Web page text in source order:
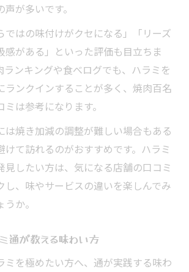
が多いです。
ではの味付けがクセになる」「リーズ
感がある」といった評価も目立ちま
ランキングや食べログでも、ハラミを
ランクインすることが多く、焼肉百名
は参考になります。
は焼き加減の調整が難しい場合もある
けて訪れるのがおすすめです。ハラミ
見したい方は、気になる店舗の口コミ
し、味やサービスの違いを楽しんでみ
か。
通が教える味わい方
ミを極めたい方へ、通が実践する味わ